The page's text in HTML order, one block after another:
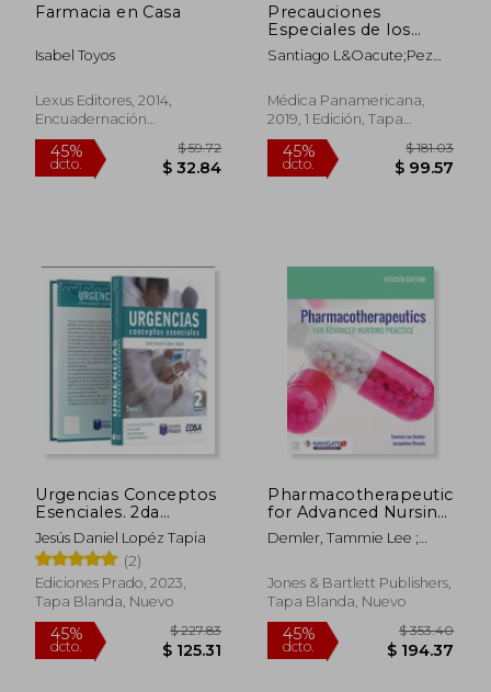
Farmacia en Casa
Isabel Toyos
Lexus Editores, 2014,
Encuadernación
Desconocida, Nuevo
45%
Precauciones
Especiales de los
Psicofármacos: La
Seguridad de
Santiago L&Oacute;Pez
Médica Panamericana,
2019, 1 Edición, Tapa
Blanda, Nuevo
45%
Urgencias Conceptos
Esenciales. 2da
Edición. Tomo 1 y 2
Jesús Daniel Lopéz Tapia
(2)
Ediciones Prado, 2023,
Tapa Blanda, Nuevo
Pharmacotherapeutics
for Advanced Nursing
Practice, Revised
Edition (en Inglés)
Demler, Tammie Lee ;
Jones & Bartlett Publishers,
Tapa Blanda, Nuevo